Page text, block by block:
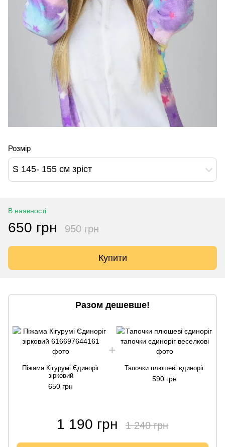
Розмір
S 145- 155 см зріст
В наявності
650 грн 950 грн
Купити
Разом дешевше!
Піжама Кігурумі Єдиноріг
зірковий
650 грн
Тапочки плюшеві єдиноріг
590 грн
1 190 грн 1 240 грн